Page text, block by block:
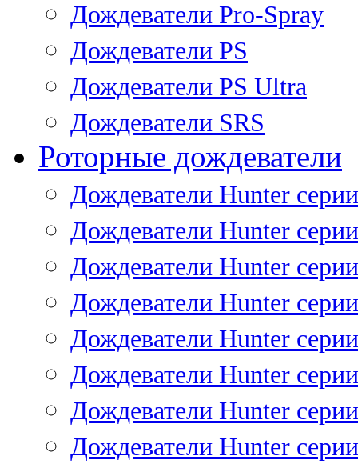
Дождеватели Pro-Spray
Дождеватели PS
Дождеватели PS Ultra
Дождеватели SRS
Роторные дождеватели
Дождеватели Hunter
Дождеватели Hunter
Дождеватели Hunter
Дождеватели Hunter
Дождеватели Hunter
Дождеватели Hunter
Дождеватели Hunter
Дождеватели Hunter